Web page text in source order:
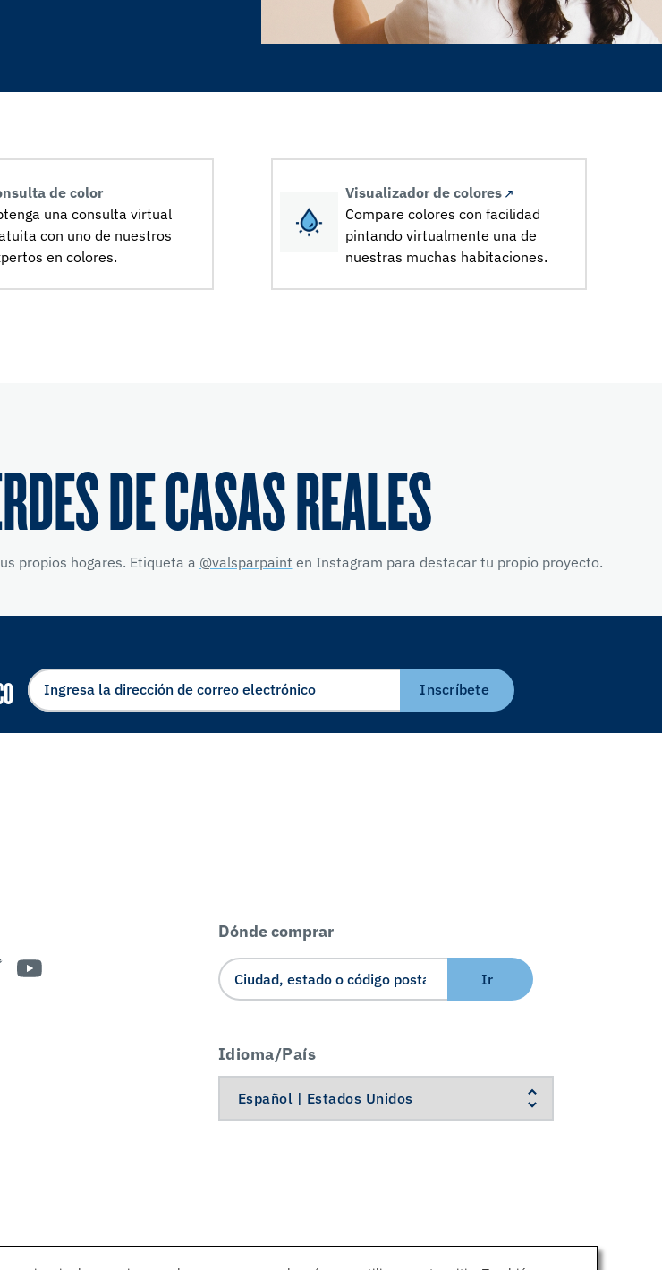
de color
una consulta virtual
con uno de nuestros
en colores.
Visualizador de colores
Compare colores con facilidad
pintando virtualmente una de
nuestras muchas habitaciones.
DE CASAS REALES
propios hogares. Etiqueta a @valsparpaint en Instagram para destacar tu propio proyecto.
Inscríbete
Dónde comprar
Ir
Idioma/País